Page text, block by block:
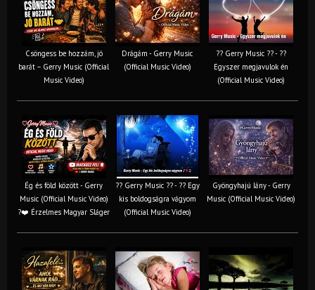
Csöngess be hozzám, jó
barát – Gerry Music (Official
Music Video)
Drágám - Gerry Music
(Official Music Video)
?? Gerry Music ?? - ??
Egyszer megjavulok én
(Official Music Video)
Ég és föld között - Gerry
Music (Official Music Video)
?❤️ Érzelmes Magyar Sláger
?? Gerry Music ?? - ?? Egy
kis boldogságra vágyom
(Official Music Video)
Gyöngyhajú lány - Gerry
Music (Official Music Video)